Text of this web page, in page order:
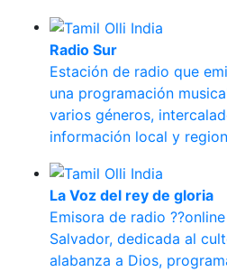
Radio Sur
Estación de radio que
una programación
varios géneros,
información local y
La Voz del rey de gloria
Emisora de radio
Salvador, dedicada al
alabanza a Dios,